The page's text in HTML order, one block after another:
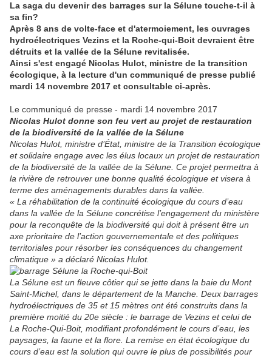
La saga du devenir des barrages sur la Sélune touche-t-il à
sa fin?
Après 8 ans de volte-face et d'atermoiement, les ouvrages
hydroélectriques Vezins et la Roche-qui-Boit devraient être
détruits et la vallée de la Sélune revitalisée.
Ainsi s'est engagé Nicolas Hulot, ministre de la transition
écologique, à la lecture d'un communiqué de presse publié
mardi 14 novembre 2017 et consultable ci-après.
Le communiqué de presse - mardi 14 novembre 2017
Nicolas Hulot donne son feu vert au projet de restauration
de la biodiversité de la vallée de la Sélune
Nicolas Hulot, ministre d’État, ministre de la Transition écologique
et solidaire engage avec les élus locaux un projet de restauration
de la biodiversité de la vallée de la Sélune. Ce projet permettra à
la rivière de retrouver une bonne qualité écologique et visera à
terme des aménagements durables dans la vallée.
« La réhabilitation de la continuité écologique du cours d’eau
dans la vallée de la Sélune concrétise l’engagement du ministère
pour la reconquête de la biodiversité qui doit à présent être un
axe prioritaire de l’action gouvernementale et des politiques
territoriales pour résorber les conséquences du changement
climatique » a déclaré Nicolas Hulot.
La Sélune est un fleuve côtier qui se jette dans la baie du Mont
Saint-Michel, dans le département de la Manche. Deux barrages
hydroélectriques de 35 et 15 mètres ont été construits dans la
première moitié du 20e siècle : le barrage de Vezins et celui de
La Roche-Qui-Boit, modifiant profondément le cours d’eau, les
paysages, la faune et la flore. La remise en état écologique du
cours d’eau est la solution qui ouvre le plus de possibilités pour